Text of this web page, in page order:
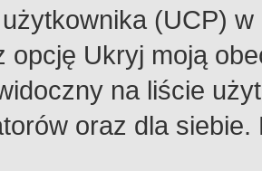
(UCP) w
opcję Ukryj moją
na liście
oraz dla